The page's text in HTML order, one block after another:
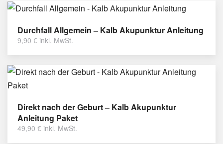
Durchfall Allgemein – Kalb Akupunktur Anleitung
9,90 € inkl. MwSt.
Direkt nach der Geburt – Kalb Akupunktur
Anleitung Paket
49,90 € inkl. MwSt.